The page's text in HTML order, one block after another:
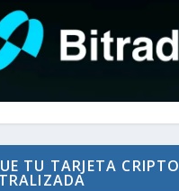
TU TARJETA CRIPTO